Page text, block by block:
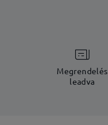
Megrendelés
leadva